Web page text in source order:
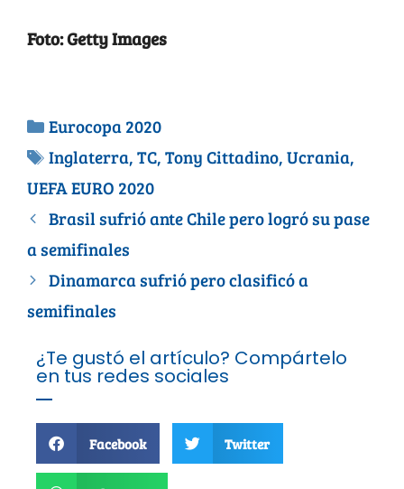
Foto: Getty Images
Eurocopa 2020
Inglaterra,TC,Tony Cittadino,Ucrania,
UEFA EURO 2020
Brasil sufrió ante Chile pero logró su pase
a semifinales
Dinamarca sufrió pero clasificó a
semifinales
¿Te gustó el artículo? Compártelo
en tus redes sociales
Facebook Twitter